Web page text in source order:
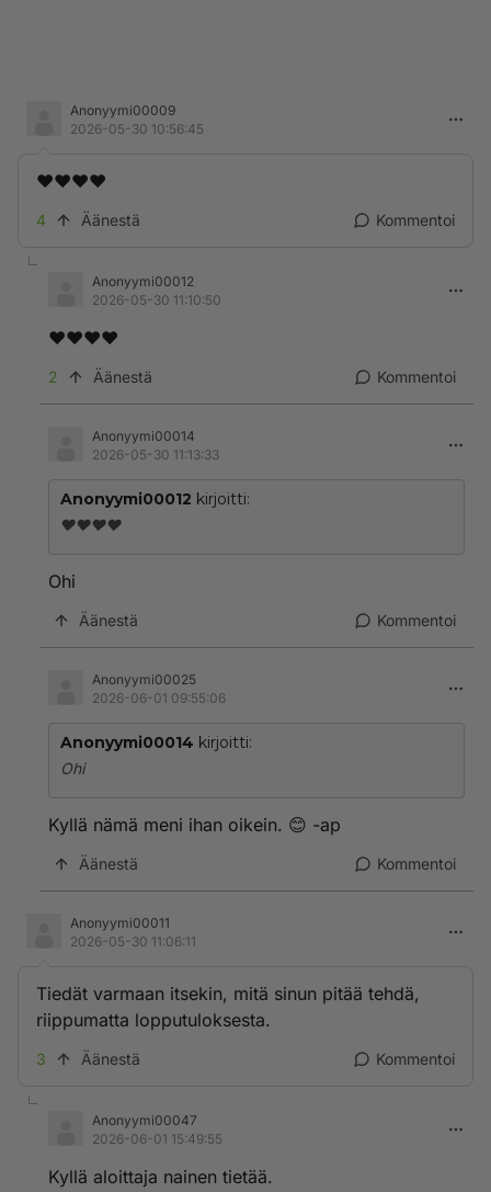
Anonyymi00009
2026-05-30 10:56:45
❤️❤️❤️❤️
4 Äänestä Kommentoi
Anonyymi00012
2026-05-30 11:10:50
❤️❤️❤️❤️
2 Äänestä Kommentoi
Anonyymi00014
2026-05-30 11:13:33
Anonyymi00012 kirjoitti:
❤️❤️❤️❤️
Ohi
Äänestä Kommentoi
Anonyymi00025
2026-06-01 09:55:06
Anonyymi00014 kirjoitti:
Ohi
Kyllä nämä meni ihan oikein. 😊 -ap
Äänestä Kommentoi
Anonyymi00011
2026-05-30 11:06:11
Tiedät varmaan itsekin, mitä sinun pitää tehdä,
riippumatta lopputuloksesta.
3 Äänestä Kommentoi
Anonyymi00047
2026-06-01 15:49:55
Kyllä aloittaja nainen tietää.